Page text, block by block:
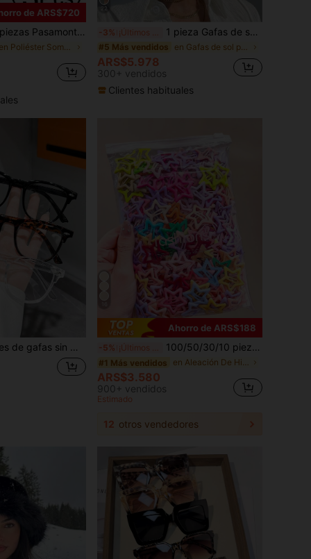
de ARS$720
Máscara para esquí para hombres mujeres fútbol, Capucha ligera Sheisty, Capucha solar Shiesty con protección UV para ciclismo -3% 1 pieza Gafas de sol ovaladas retro multicolor de moda y versátiles para mujeres, adecuadas para viajes, playa, bar, actividades al aire libre y otras ocasiones, estética Y2K
#5 Más vendidos
ARS$5.978
300+ vendidos
Clientes habituales
y versátiles, adecuadas para uso diario, oficina, ver televisión, jugar y decoración de teléfono, unisex
Ahorro de ARS$188
-5% ¡Últimos 2 días 100/50/30/10 piezas Lindos clips de estrella de cinco puntas estilo Y2K, clips de cabello coloridos, accesorios básicos para el cabello - Adecuados para niñas, uso diario en la escuela, fiestas, deportes, estética
#1 Más vendidos en Aleación De Hierro Accesorios para el cabello d
ARS$3.580
900+ vendidos
Estimado
12 otros vendedores